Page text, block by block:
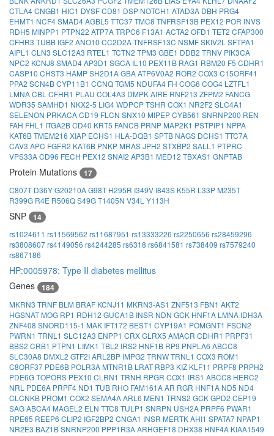
CTLA4CNGB1 HIC1 DYSFCD81 DSP NOTCH1 ATAD3A DBH PRG4
EHMT1 NCF4SMAD4AGBL5 TTC37TMC8 TNFRSF13B PEX12 POR INVS
RDH5 MINPP1 PTPN22 ATP7ATRPC6 F13A1 ACTA2 OFD1 TET2 CFAP300
CFHR3 TUBB IGF2 ANO10 CC2D2ATNFRSF13C NSMFSKIV2L SFTPA1
AIPL1 CLN3 SLC12A3 RTEL1 TCTN2 TPM3 GBE1 DDB2 TRNV PIK3CA
NPC2 KCNJ8 SMAD4AP3D1 SGCA IL10 PEX11B RAG1 RBM20 F5 CDHR1
CASP10 CHST3 HAMPSH2D1AGBAATP6V0A2 ROR2 COX3 C15ORF41
PPA2 SCN4BCYP11B1 CCNQTGM5 NDUFA4 FH COG6 COG4 LZTFL1
LMNACBL CFHR1 PLAU COL4A3 DMPKAIRE RNF213 ZFPM2 FANCG
WDR35 SAMHD1 NKX2-5 LIG4WDPCPTSHR COX1 NR2F2 SLC4A1
SELENON PRKACACD19 FLCN SNX10 MIPEPCYB561 SNRNP200 REN
FAH FHL1 ITGA2BCD40 KRT5 FANCB PRNP MAP2K1 PSTPIP1 NPPA
KAT6BTMEM216 XIAP ECHS1 HLA-DQB1 SPTB NAGS DCHS1 TTC7A
CAV3 APC FGFR2 KAT6B PNKP MRASJPH2 STXBP2 SALL1 PTPRC
VPS33ACD96 FECH PEX12 SNAI2 AP3B1 MED12 TBXAS1 GNPTAB
Protein Mutations 17
C807T D36YG20210AG98T H295R I349V I843S K55R L33P M235T
R399G R4E R506QS49GT1405N V34L Y113H
SNP 14
rs1024611 rs11569562 rs11687951 rs13333226 rs2250656 rs28459296
rs3808607rs4149056 rs4244285 rs6318 rs6841581 rs738409 rs7579240
rs867186
HP:0005978: Type II diabetes mellitus
Genes
184
MKRN3 TRNF BLM BRAF KCNJ11 MKRN3-AS1 ZNF513 FBN1 AKT2
HGSNAT MOG RP1 RDH12 GUCA1B INSR NDN GCK HNF1A LMNA IDH3A
ZNF408 SNORD115-1 MAK IFT172 BEST1 CYP19A1 POMGNT1 FSCN2
PWRN1 TRNL1 SLC12A3 ENPP1 CRXGLRX5 AMACR CDHR1 PRPF31
BBS2 CRB1 PTPN1 LIMK1 TBL2 IRS2 HNF1B RP9 PNPLA6 ABCC8
SLC30A8 DMXL2 GTF2IARL2BP IMPG2 TRNWTRNL1 COX3 ROM1
C8ORF37 PDE6B POLR3A MTNR1B LRAT RBP3 KIZ KLF11 PRPF8 PRPH2
PDE6GTOPORS PEX10 CLRN1 TRNH RPGR COX1 IRS1 ABCC8 HERC2
NRL PDE6A PRPF4 ND1 TUB RHO FAM161AAR RGR HNF1A ND5 ND4
CLCNKB PROM1 COX2 SEMA4AARL6 MEN1 TRNS2 GCKGPD2 CEP19
SAGABCA4 MAGEL2 ELN TTC8 TULP1 SNRPN USH2A PRPF6 PWAR1
RPE65 REEP6 CLIP2 IGF2BP2 CNGA1 INSR MERTKAHI1 SPATA7 NPAP1
NR2E3 BAZ1BSNRNP200 PPP1R3AARHGEF18 DHX38 HNF4A KIAA1549